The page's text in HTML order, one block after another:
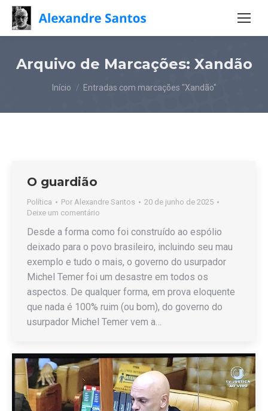
Arquivo de Marcações: Xandão
Você está aqui:
Início Entradas com marcações "Xandão"
O guardião
Política Por Alexandre Santos
20 de junho de 2025
Deixe um comentário
Desde a forma como foi construído ao espólio
deixado para o povo brasileiro, incluindo seu mau
exemplo e tudo o mais, o governo do usurpador
Michel Temer foi um desastre em todos os
aspectos. De qualquer forma, em prova eloquente
que nada é 100% ruim (ou bom), do governo do
usurpador Michel Temer vem a…